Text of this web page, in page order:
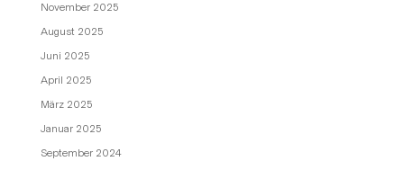
November 2025
August 2025
Juni 2025
April 2025
März 2025
Januar 2025
September 2024